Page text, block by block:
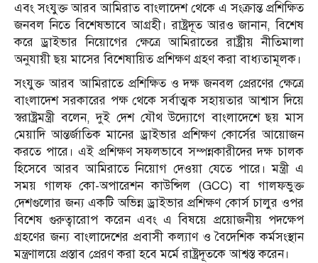
এবং সংযুক্ত আরব আমিরাত বাংলাদেশ থেকে এ সংক্রান্ত প্রশিক্ষিত
জনবল নিতে বিশেষভাবে আগ্রহী। রাষ্ট্রদূত আরও জানান, বিশেষ
করে ড্রাইভার নিয়োগের ক্ষেত্রে আমিরাতের রাষ্ট্রীয় নীতিমালা
অনুযায়ী ছয় মাসের বিশেষায়িত প্রশিক্ষণ গ্রহণ করা বাধ্যতামূলক।
সংযুক্ত আরব আমিরাতে প্রশিক্ষিত ও দক্ষ জনবল প্রেরণের ক্ষেত্রে
বাংলাদেশ সরকারের পক্ষ থেকে সর্বাত্মক সহায়তার আশ্বাস দিয়ে
স্বরাষ্ট্রমন্ত্রী বলেন, দুই দেশ যৌথ উদ্যোগে বাংলাদেশে ছয় মাস
মেয়াদি আন্তর্জাতিক মানের ড্রাইভার প্রশিক্ষণ কোর্সের আয়োজন
করতে পারে। এই প্রশিক্ষণ সফলভাবে সম্পন্নকারীদের দক্ষ চালক
হিসেবে আরব আমিরাতে নিয়োগ দেওয়া যেতে পারে। মন্ত্রী এ
সময় গালফ কো-অপারেশন কাউন্সিল (GCC) বা গালফভুক্ত
দেশগুলোর জন্য একটি অভিন্ন ড্রাইভার প্রশিক্ষণ কোর্স চালুর ওপর
বিশেষ গুরুত্বারোপ করেন এবং এ বিষয়ে প্রয়োজনীয় পদক্ষেপ
গ্রহণের জন্য বাংলাদেশের প্রবাসী কল্যাণ ও বৈদেশিক কর্মসংস্থান
মন্ত্রণালয়ে প্রস্তাব প্রেরণ করা হবে মর্মে রাষ্ট্রদূতকে আশ্বস্ত করেন।